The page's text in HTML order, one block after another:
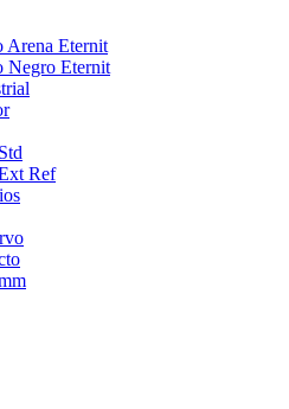
Arena Eternit
Negro Eternit
Ref